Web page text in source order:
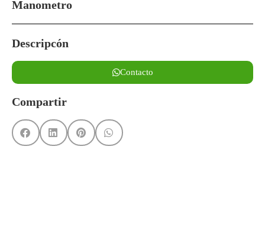
Manometro
Descripcón
Contacto
Compartir